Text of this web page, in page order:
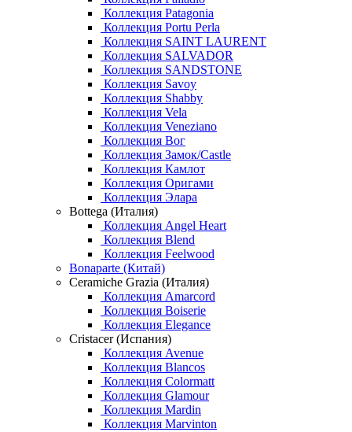
Коллекция Patagonia
Коллекция Portu Perla
Коллекция SAINT LAURENT
Коллекция SALVADOR
Коллекция SANDSTONE
Коллекция Savoy
Коллекция Shabby
Коллекция Vela
Коллекция Veneziano
Коллекция Вог
Коллекция Замок/Castle
Коллекция Камлот
Коллекция Оригами
Коллекция Элара
Bottega (Италия)
Коллекция Angel Heart
Коллекция Blend
Коллекция Feelwood
Bonaparte (Китай)
Ceramiche Grazia (Италия)
Коллекция Amarcord
Коллекция Boiserie
Коллекция Elegance
Cristacer (Испания)
Коллекция Avenue
Коллекция Blancos
Коллекция Colormatt
Коллекция Glamour
Коллекция Mardin
Коллекция Marvinton